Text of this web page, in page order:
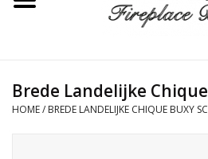
Toebehoren
Brede Landelijke
HOME/ BREDE LANDELIJKE CHIQUE BUXY